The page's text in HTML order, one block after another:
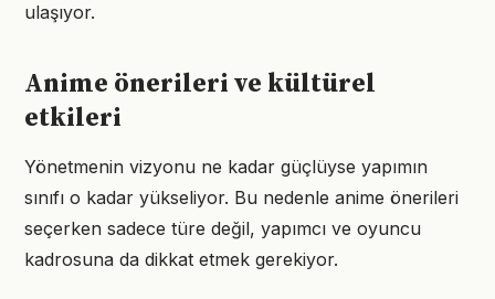
ulaşıyor.
Anime önerileri ve kültürel
etkileri
Yönetmenin vizyonu ne kadar güçlüyse yapımın
sınıfı o kadar yükseliyor. Bu nedenle anime önerileri
seçerken sadece türe değil, yapımcı ve oyuncu
kadrosuna da dikkat etmek gerekiyor.